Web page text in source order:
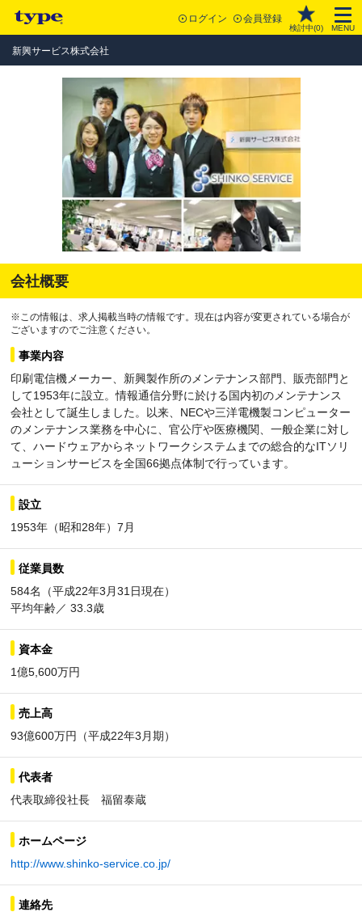
ログイン 会員登録
検討中(0) MENU
新興サービス株式会社
会社概要
※この情報は、求人掲載当時の情報です。現在は内容が変更されている場合が
ございますのでご注意ください。
事業内容
印刷電信機メーカー、新興製作所のメンテナンス部門、販売部門と
して1953年に設立。情報通信分野に於ける国内初のメンテナンス
会社として誕生しました。以来、NECや三洋電機製コンピューター
のメンテナンス業務を中心に、官公庁や医療機関、一般企業に対し
て、ハードウェアからネットワークシステムまでの総合的なITソリ
ューションサービスを全国66拠点体制で行っています。
設立
1953年（昭和28年）7月
従業員数
584名（平成22年3月31日現在）
平均年齢／ 33.3歳
資本金
1億5,600万円
売上高
93億600万円（平成22年3月期）
代表者
代表取締役社長 福留泰蔵
ホームページ
http://www.shinko-service.co.jp/
連絡先